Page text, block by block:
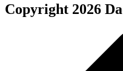
Copyright 2026